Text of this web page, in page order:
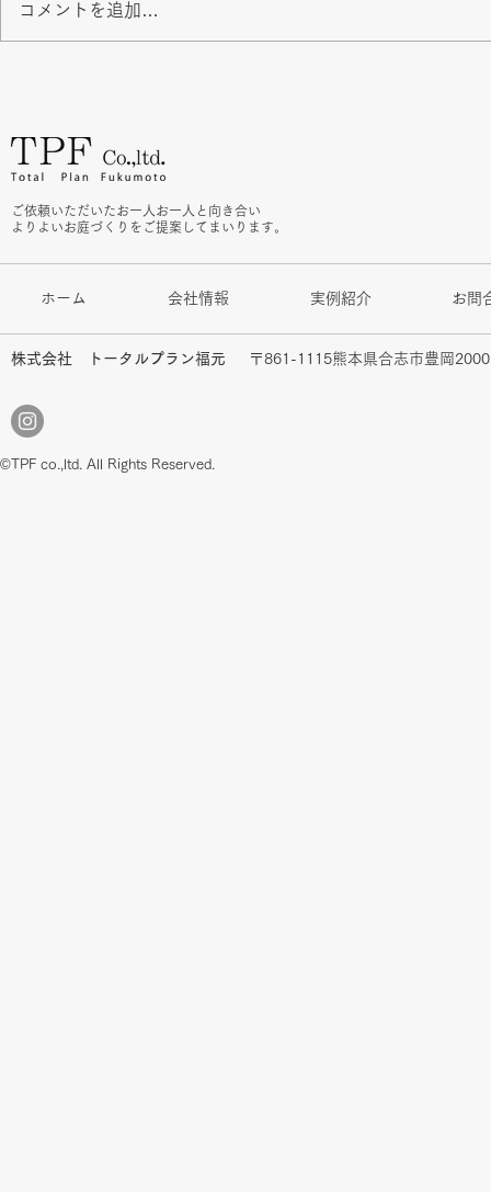
コメントを追加…
ご依頼いただいたお一人お一人と向き合い
よりよいお庭づくりをご提案してまいります。
ホーム 会社情報 実例紹介 お問
株式会社 トータルプラン福元 〒861-1115熊本県合志市豊岡
©TPF co.,ltd. All Rights Reserved.